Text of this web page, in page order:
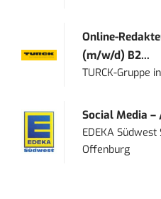
Online-
(m/w/d) B2...
TURCK-Gruppe
Social Media –
EDEKA Südwest
Offenburg